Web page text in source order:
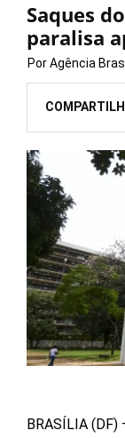
Saques
paralisa
PorAgência
BRASÍLIA